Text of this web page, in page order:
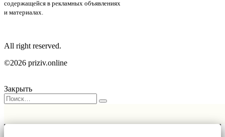
содержащейся в рекламных объявлениях
и материалах.
All right reserved.
©2026 priziv.online
Закрыть